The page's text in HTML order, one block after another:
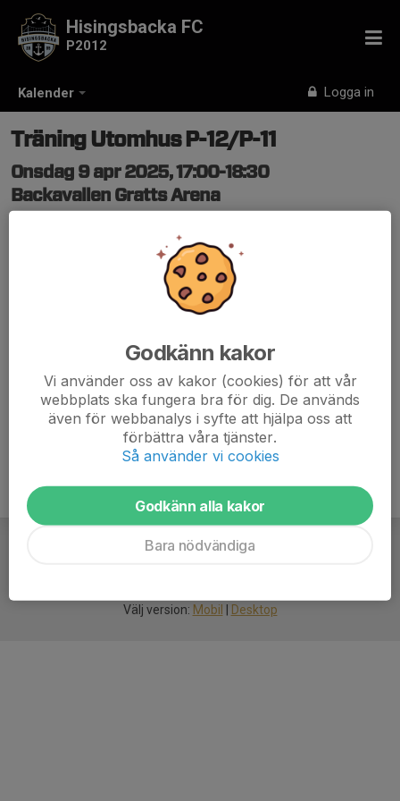
Kalender Logga in
Hisingsbacka FC
P2012
Träning Utomhus P-12/P-11
Onsdag 9 apr 2025, 17:00-18:30
Backavallen Gratts Arena
Välj version: Mobil Desktop
Godkänn kakor
Vi använder oss av kakor (cookies) för att vår
webbplats ska fungera bra för dig. De används
även för webbanalys i syfte att hjälpa oss att
förbättra våra tjänster.
Så använder vi cookies
Godkänn alla kakor
Bara nödvändiga